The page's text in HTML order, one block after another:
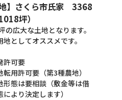
地】さくら市氏家 3368
坪）
の広大な土地となります。
地としてオススメです。
許可要
転用許可要（第3種農地）
形態は要相談（敷金等は借
により決定します）